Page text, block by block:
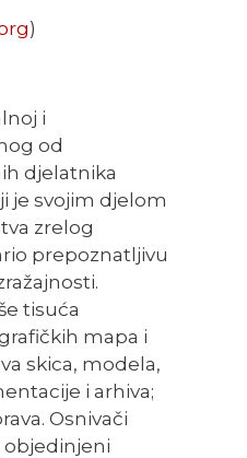
)
i
od
djelatnika
je svojim djelom
zrelog
prepoznatljivu
tisuća
mapa i
skica, modela,
i arhiva;
Osnivači
objedinjeni